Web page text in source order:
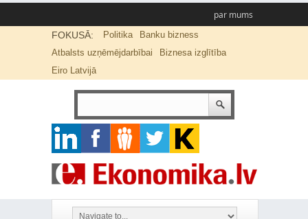
par mums
FOKUSĀ: Politika
Banku bizness
Atbalsts uzņēmējdarbībai
Biznesa izglītība
Eiro Latvijā